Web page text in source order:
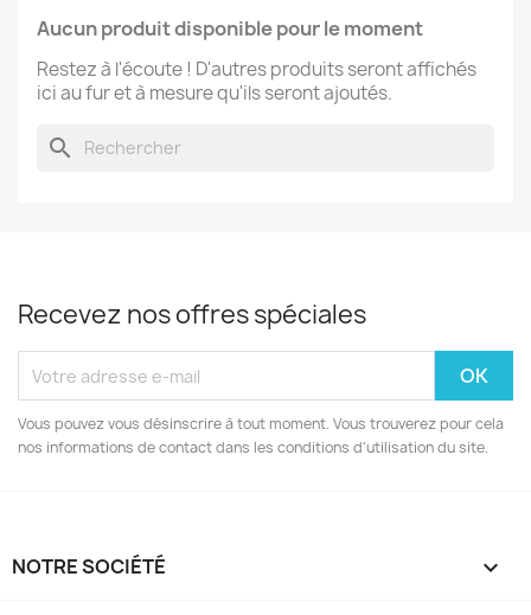
Aucun produit disponible pour le moment
Restez à l'écoute ! D'autres produits seront affichés
ici au fur et à mesure qu'ils seront ajoutés.
search
Recevez nos offres spéciales
Vous pouvez vous désinscrire à tout moment. Vous trouverez pour cela
nos informations de contact dans les conditions d'utilisation du site.
NOTRE SOCIÉTÉ 